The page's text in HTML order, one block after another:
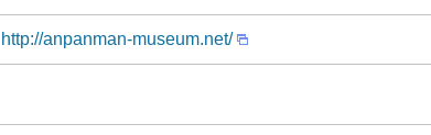
http://anpanman-museum.net/